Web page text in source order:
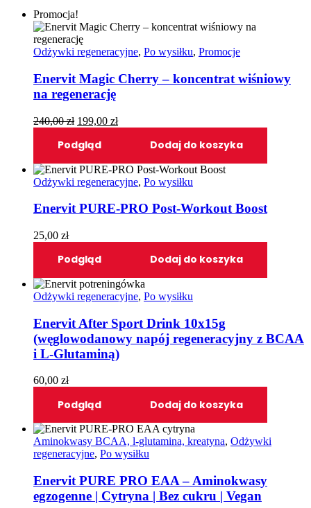
Promocja!
Odżywki regeneracyjne, Po wysiłku, Promocje
Enervit Magic Cherry – koncentrat wiśniowy
na regenerację
240,00zł Pierwotna
wynosiła:
199,00 złAktualna
wynosi:
Podgląd Dodaj do koszyka
Odżywki regeneracyjne, Po wysiłku
Enervit PURE-PRO Post-Workout Boost
25,00 zł
Podgląd Dodaj do koszyka
Odżywki regeneracyjne, Po wysiłku
Enervit After Sport Drink 10x15g
(węglowodanowy napój regeneracyjny z BCAA
i L-Glutaminą)
60,00 zł
Podgląd Dodaj do koszyka
Aminokwasy BCAA, l-glutamina, kreatyna, Odżywki
regeneracyjne, Po wysiłku
Enervit PURE PRO EAA – Aminokwasy
egzogenne | Cytryna | Bez cukru | Vegan